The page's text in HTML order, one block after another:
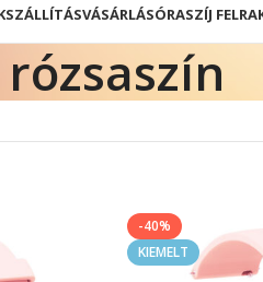
SZÁLLÍTÁSVÁSÁRLÁSÓRASZÍJ
rózsaszín
-40%
KIEMELT